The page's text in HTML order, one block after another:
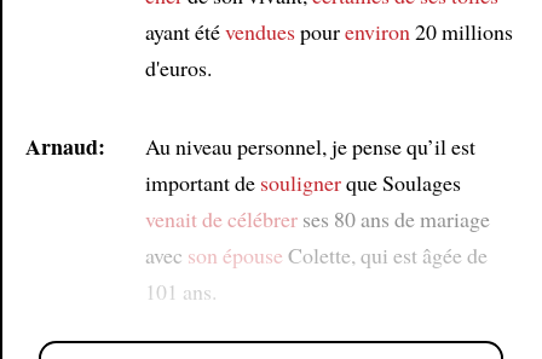
ayant étévenduespourenviron 20 millions
d'euros.
Arnaud:
Au niveau personnel, je pense qu’il est
important de soulignerque Soulages
venait de célébrerses 80 ans de mariage
avec son épouse Colette, qui est âgée de
101 ans.